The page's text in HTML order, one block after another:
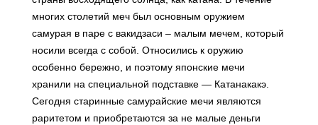
многих столетий меч был основным оружием
самурая в паре с вакидзаси – малым мечем, который
носили всегда с собой. Относились к оружию
особенно бережно, и поэтому японские мечи
хранили на специальной подставке — Катанакакэ.
Сегодня старинные самурайские мечи являются
раритетом и приобретаются за не малые деньги